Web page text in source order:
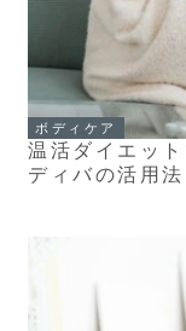
ボディケア
温活ダイエッ
ディバの活用法